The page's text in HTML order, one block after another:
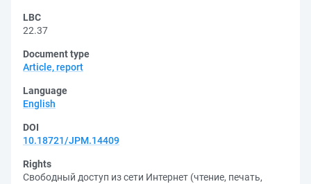
LBC
22.37
Document type
Article, report
Language
English
DOI
10.18721/JPM.14409
Rights
Свободный доступ из сети Интернет (чтение, печать,